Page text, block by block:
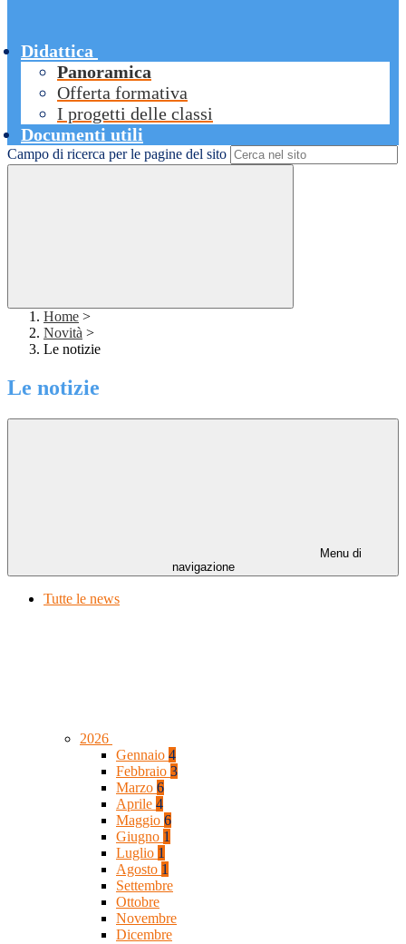
Didattica
Panoramica
Offerta formativa
I progetti delle classi
Documenti utili
Campo di ricerca per le pagine del sito
Home >
Novità >
Le notizie
Le notizie
Menu di
navigazione
Tutte le news
2026
Gennaio 4
Febbraio 3
Marzo 6
Aprile 4
Maggio 6
Giugno 1
Luglio 1
Agosto 1
Settembre
Ottobre
Novembre
Dicembre